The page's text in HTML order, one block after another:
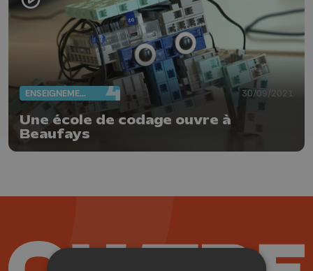
ENSEIGNEMENT 30/09/2021
Une école de codage ouvre à
Beaufays